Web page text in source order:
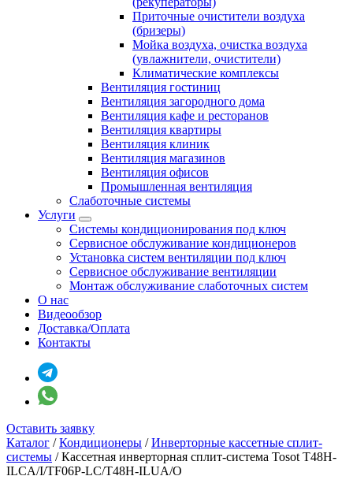
Приточные очистители воздуха
(бризеры)
Мойка воздуха, очистка воздуха
(увлажнители, очистители)
Климатические комплексы
Вентиляция гостиниц
Вентиляция загородного дома
Вентиляция кафе и ресторанов
Вентиляция квартиры
Вентиляция клиник
Вентиляция магазинов
Вентиляция офисов
Промышленная вентиляция
Слаботочные системы
Услуги
Системы кондиционирования под ключ
Сервисное обслуживание кондиционеров
Установка систем вентиляции под ключ
Сервисное обслуживание вентиляции
Монтаж обслуживание слаботочных систем
О нас
Видеообзор
Доставка/Оплата
Контакты
Оставить заявку
Каталог /Кондиционеры /Инверторные кассетные сплит-
системы /Кассетная инверторная сплит-система Tosot T48H-
ILCA/I/TF06P-LC/T48H-ILUA/O